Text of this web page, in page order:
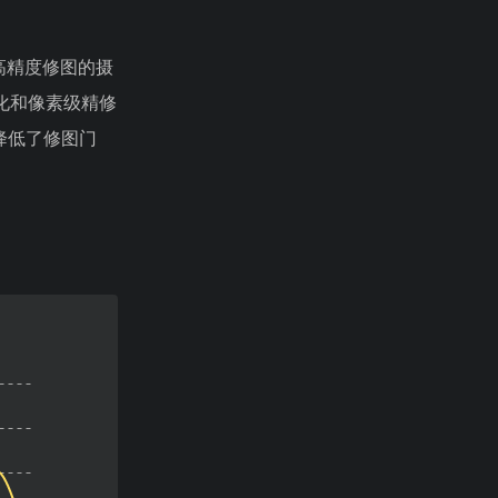
精度修图的摄
和像素级精修
低了修图门